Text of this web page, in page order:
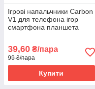
Ігрові напальчники Carbon
V1 для телефона ігор
смартфона планшета
39,60 ₴/пара
99 ₴/пара
Купити